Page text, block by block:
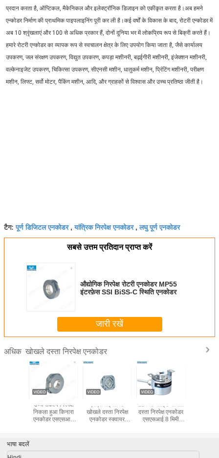
प्रदान करता है, ऑप्टिकल, मैकेनिकल और इलेक्ट्रॉनिक डिजाइन को एकीकृत करता है।अब हमने
एन्कोडर निर्माण की प्राथमिक पाइपलाइनिंग पूरी कर ली है।कई वर्षों के विकास के बाद, रोटरी एन्कोडर में
अब 10 श्रृंखलाएं और 100 से अधिक प्रकार हैं, दोनों दुनिया भर में लोकप्रिय रूप से बिक्री करते हैं।
हमारे रोटरी एन्कोडर का व्यापक रूप से स्वचालन क्षेत्र के लिए उपयोग किया जाता है, जैसे कार्यालय
उपकरण, जल संरक्षण उपकरण, विद्युत उपकरण, कपड़ा मशीनरी, बढ़ईगीरी मशीनरी, इंजेक्शन मशीनरी,
वल्केनाइजेट उपकरण, चिकित्सा उपकरण, सीएनसी मशीन, धातुकर्म मशीन, प्रिंटिंग मशीनरी, परीक्षण
मशीन, लिफ्ट, सर्वो मोटर, पैकिंग मशीन, आदि, और ग्राहकों से विश्वास और उच्च प्रतिष्ठा जीती है।
टैग:पूर्ण डिजिटल एनकोडर,यांत्रिक निरपेक्ष एनकोडर,लघु पूर्ण एनकोडर
सबसे उत्तम प्रतिदान प्राप्त करें
औद्योगिक निरपेक्ष रोटरी एनकोडर MP55
इंटरफ़ेस SSI BiSS-C स्थिति एनकोडर
जारी रखें
अधिक खोखले दस्ता निरपेक्ष एनकोडर
उच्च संकल्प निरपेक्ष
निकला हुआ किनारा
एनकोडर एसएसआई
खोखले दस्ता निरपेक्ष
एनकोडर स्क्वायर
दस्ता निरपेक्ष एनकोडर
एसएसआई 8 मिमी
भाषा बदलें